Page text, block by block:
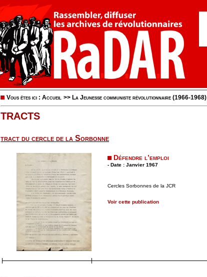
Vous êtes ici : Accueil >> La Jeunesse communiste révolutionnaire (1966-1968)
TRACTS
tract du cercle de la Sorbonne
Défendre l’emploi
- Date : Janvier 1967
Cercles Sorbonnes de la JCR
Voir cette publication